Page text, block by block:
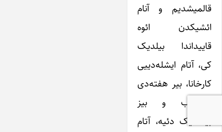
قالمیشدیم و آنام
ائشیکدن ائوه
قاییداندا بیلدیک
کی، آتام ایشله‌د‌‌ییی
کارخانا، بیر هفته‌دی
باغلانیب و بیز
بیلمه‌یک دئیه، آتام